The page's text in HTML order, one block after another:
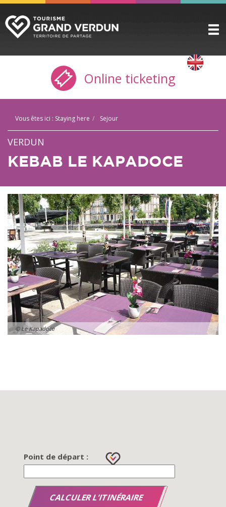
DISCOVER
TO SEE / TO DO
PRACTICAL INFO
THE CITADEL
TICKETING
Online ticketing
Vous êtes ici : Staying here Sejour
VERDUN
KEBAB LE KAPADOCE
© Le Kapadoce
Point de départ :